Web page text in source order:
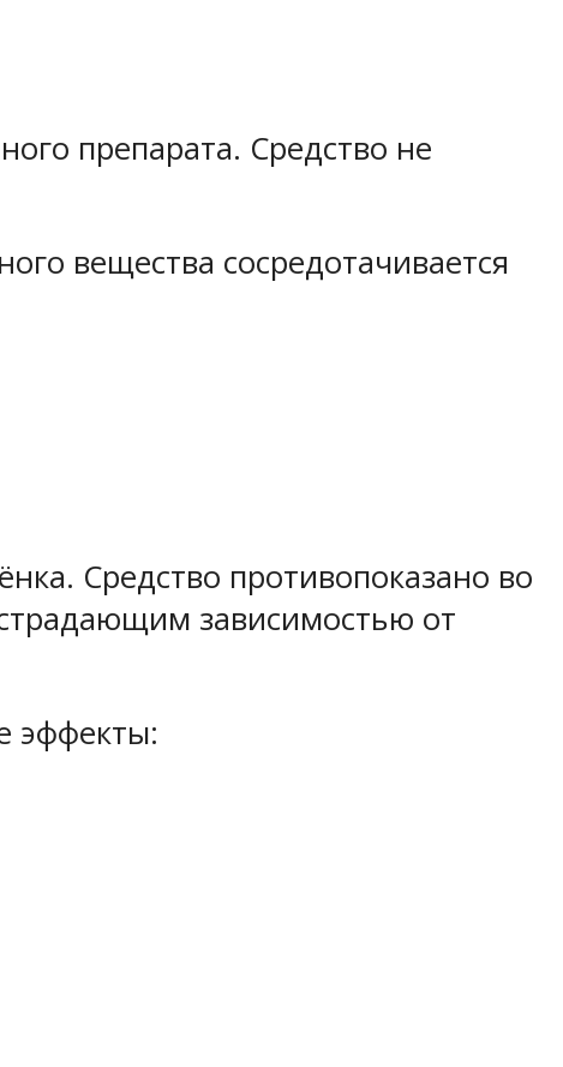
препарата. Средство не
вещества сосредотачивается
Средство противопоказано во
зависимостью от
эффекты: